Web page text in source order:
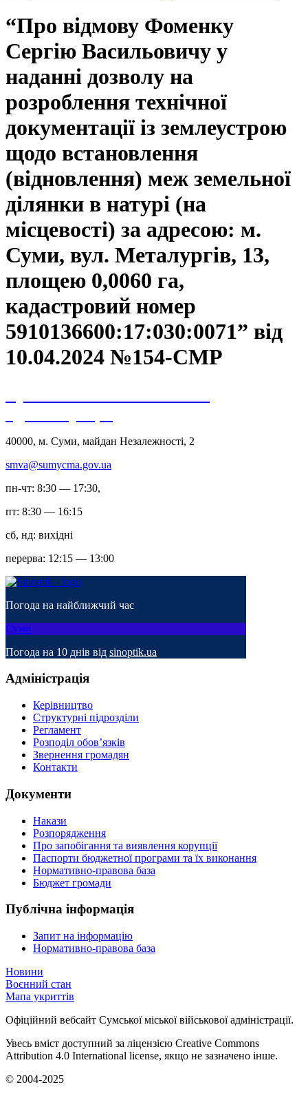
“Про відмову Фоменку
Сергію Васильовичу у
наданні дозволу на
розроблення технічної
документації із землеустрою
щодо встановлення
(відновлення) меж земельної
ділянки в натурі (на
місцевості) за адресою: м.
Суми, вул. Металургів, 13,
площею 0,0060 га,
кадастровий номер
5910136600:17:030:0071” від
10.04.2024 №154-СМР
40000, м. Суми, майдан Незалежності, 2
smva@sumycma.gov.ua
пн-чт: 8:30 — 17:30,
пт: 8:30 — 16:15
сб, нд: вихідні
перерва: 12:15 — 13:00
Погода на найближчий час
Суми
Погода на 10 днів від sinoptik.ua
Адміністрація
Керівництво
Структурні підрозділи
Регламент
Розподіл обов’язків
Звернення громадян
Контакти
Документи
Накази
Розпорядження
Про запобігання та виявлення корупції
Паспорти бюджетної програми та їх виконання
Нормативно-правова база
Бюджет громади
Публічна інформація
Запит на інформацію
Нормативно-правова база
Новини
Воєнний стан
Мапа укриттів
Офіційний вебсайт Сумської міської військової адміністрації.
Увесь вміст доступний за ліцензією Creative Commons
Attribution 4.0 International license, якщо не зазначено інше.
© 2004-2025